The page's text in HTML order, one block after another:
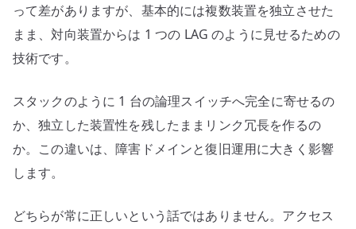
って差がありますが、基本的には複数装置を独立させた
まま、対向装置からは 1 つの LAG のように見せるための
技術です。
スタックのように 1 台の論理スイッチへ完全に寄せるの
か、独立した装置性を残したままリンク冗長を作るの
か。この違いは、障害ドメインと復旧運用に大きく影響
します。
どちらが常に正しいという話ではありません。アクセス